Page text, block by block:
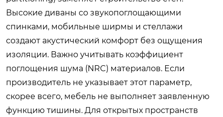
Высокие диваны со звукопоглощающими
спинками, мобильные ширмы и стеллажи
создают акустический комфорт без ощущения
изоляции. Важно учитывать коэффициент
поглощения шума (NRC) материалов. Если
производитель не указывает этот параметр,
скорее всего, мебель не выполняет заявленную
функцию тишины. Для открытых пространств